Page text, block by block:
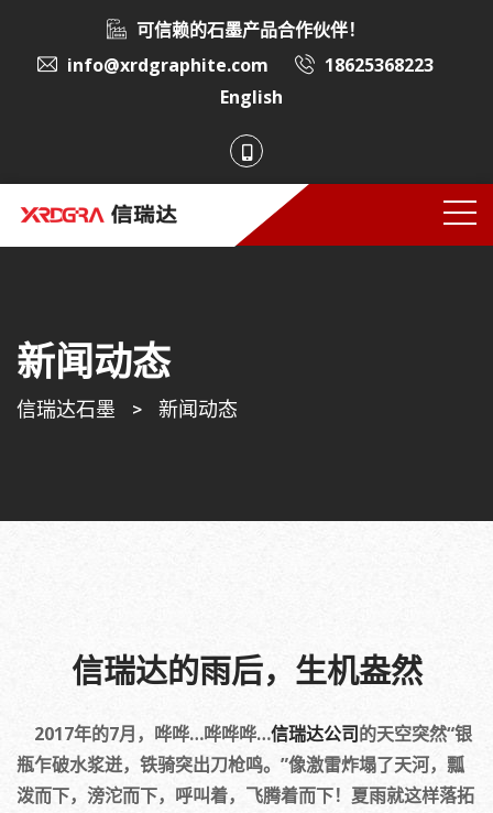
可信赖的石墨产品合作伙伴！
info@xrdgraphite.com
18625368223
English
新闻动态
信瑞达石墨 > 新闻动态
信瑞达的雨后，生机盎然
2017年的7月，哗哗…哗哗哗…信瑞达公司的天空突然“银
瓶乍破水浆迸，铁骑突出刀枪鸣。”像激雷炸塌了天河，瓢
泼而下，滂沱而下，呼叫着，飞腾着而下！夏雨就这样落拓